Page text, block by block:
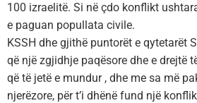
100 izraelitë. Si në çdo konflikt
e paguan popullata civile.
KSSH dhe gjithë puntorët e qytetarët
që një zgjidhje paqësore dhe e drejtë
që të jetë e mundur , dhe me sa më
njerëzore, për t’i dhënë fund një